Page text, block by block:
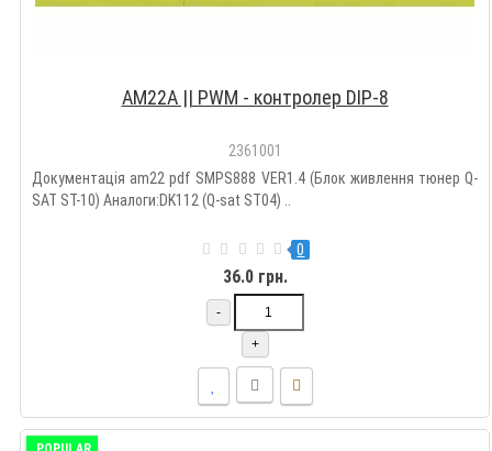
AM22A || PWM - контролер DIP-8
2361001
Документація am22 pdf SMPS888 VER1.4 (Блок живлення тюнер Q-
SAT ST-10) Аналоги:DK112 (Q-sat ST04) ..
0
36.0 грн.
-
+